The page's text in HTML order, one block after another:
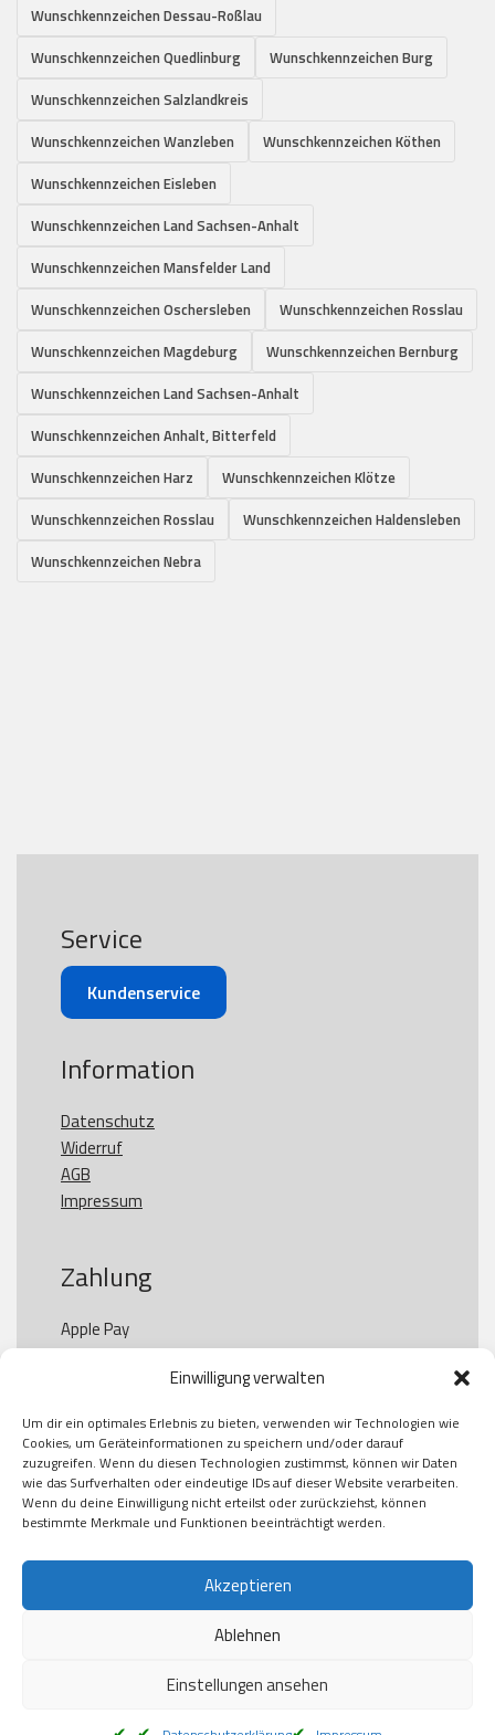
Einwilligung verwalten
Um dir ein optimales Erlebnis zu bieten, verwenden wir Technologien wie
Cookies, um Geräteinformationen zu speichern und/oder darauf
zuzugreifen. Wenn du diesen Technologien zustimmst, können wir Daten
wie das Surfverhalten oder eindeutige IDs auf dieser Website verarbeiten.
Wenn du deine Einwilligung nicht erteilst oder zurückziehst, können
bestimmte Merkmale und Funktionen beeinträchtigt werden.
Akzeptieren
Ablehnen
Einstellungen ansehen
Wunschkennzeichen Dessau-Roßlau
Wunschkennzeichen Quedlinburg
Wunschkennzeichen Burg
Wunschkennzeichen Salzlandkreis
Wunschkennzeichen Wanzleben
Wunschkennzeichen Köthen
Wunschkennzeichen Eisleben
Wunschkennzeichen Land Sachsen-Anhalt
Wunschkennzeichen Mansfelder Land
Wunschkennzeichen Oschersleben
Wunschkennzeichen Rosslau
Wunschkennzeichen Magdeburg
Wunschkennzeichen Bernburg
Wunschkennzeichen Land Sachsen-Anhalt
Wunschkennzeichen Anhalt, Bitterfeld
Wunschkennzeichen Harz
Wunschkennzeichen Klötze
Wunschkennzeichen Rosslau
Wunschkennzeichen Haldensleben
Wunschkennzeichen Nebra
Service
Kundenservice
Information
Datenschutz
Widerruf
AGB
Impressum
Zahlung
Apple Pay
Paypal
Kauf auf Rechung
Klarna
American Express